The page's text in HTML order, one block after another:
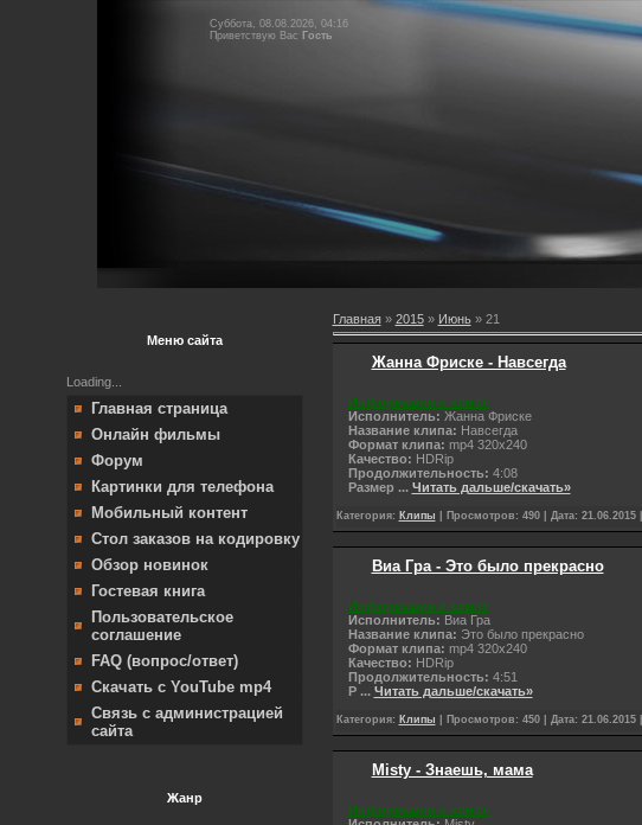
Суббота, 08.08.2026, 04:16
Приветствую Вас Гость
Меню сайта
Loading...
Главная страница
Онлайн фильмы
Форум
Картинки для телефона
Мобильный контент
Стол заказов на кодировку
Обзор новинок
Гостевая книга
Пользовательское
соглашение
FAQ (вопрос/ответ)
Скачать с YouTube mp4
Связь с администрацией
сайта
Жанр
Главная» 2015 » Июнь » 21
Жанна Фриске - Навсегда
Информация о клипе
Исполнитель: Жанна Фриске
Название клипа: Навсегда
Формат клипа: mp4 320x240
Качество: НDRip
Продолжительность: 4:08
Размер ... Читать дальше/скачать»
Категория: Клипы | Просмотров: 490 | Дата: 21.06.2015|
Виа Гра - Это было прекрасно
Информация о клипе
Исполнитель: Виа Гра
Название клипа: Это было прекрасно
Формат клипа: mp4 320x240
Качество: НDRip
Продолжительность: 4:51
Р ... Читать дальше/скачать»
Категория: Клипы | Просмотров: 450 | Дата: 21.06.2015|
Misty - Знаешь, мама
Информация о клипе